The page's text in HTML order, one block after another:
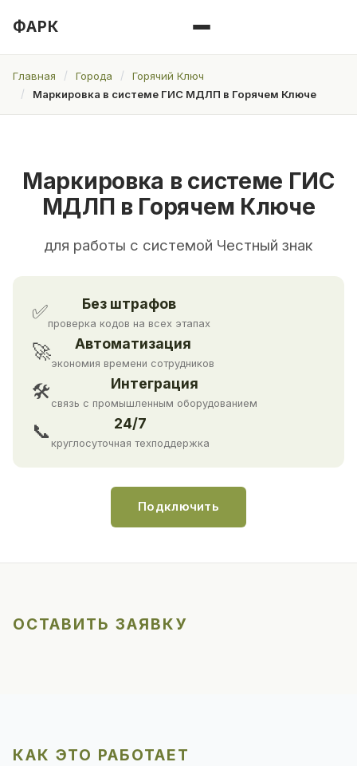
ФАРК
Главная Города
Горячий Ключ
Маркировка в системе ГИС МДЛП в Горячем Ключе
Маркировка в системе ГИС
МДЛП в Горячем Ключе
для работы с системой Честный знак
✅ Без штрафов
проверка кодов на всех этапах
🚀 Автоматизация
экономия времени сотрудников
🛠 Интеграция
связь с промышленным оборудованием
📞 24/7
круглосуточная техподдержка
Подключить
ОСТАВИТЬ ЗАЯВКУ
КАК ЭТО РАБОТАЕТ